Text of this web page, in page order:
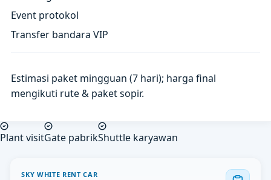
Event protokol
Transfer bandara VIP
Estimasi paket mingguan (7 hari); harga final
mengikuti rute & paket sopir.
Plant visitGate pabrikShuttle karyawan
SKY WHITE RENT CAR